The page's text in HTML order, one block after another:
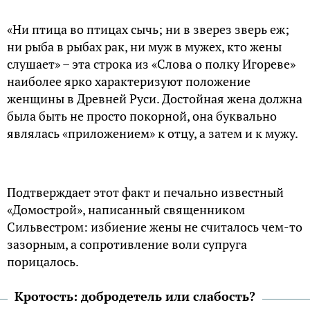
«Ни птица во птицах сычь; ни в зверез зверь еж;
ни рыба в рыбах рак, ни муж в мужех, кто жены
слушает» – эта строка из «Слова о полку Игореве»
наиболее ярко характеризуют положение
женщины в Древней Руси. Достойная жена должна
была быть не просто покорной, она буквально
являлась «приложением» к отцу, а затем и к мужу.
Подтверждает этот факт и печально известный
«Домострой», написанный священником
Сильвестром: избиение жены не считалось чем-то
зазорным, а сопротивление воли супруга
порицалось.
Кротость: добродетель или слабость?